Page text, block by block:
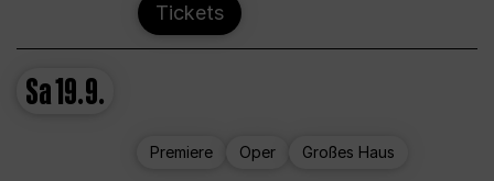
Tickets
Sa19.9.
Premiere Oper Großes Haus